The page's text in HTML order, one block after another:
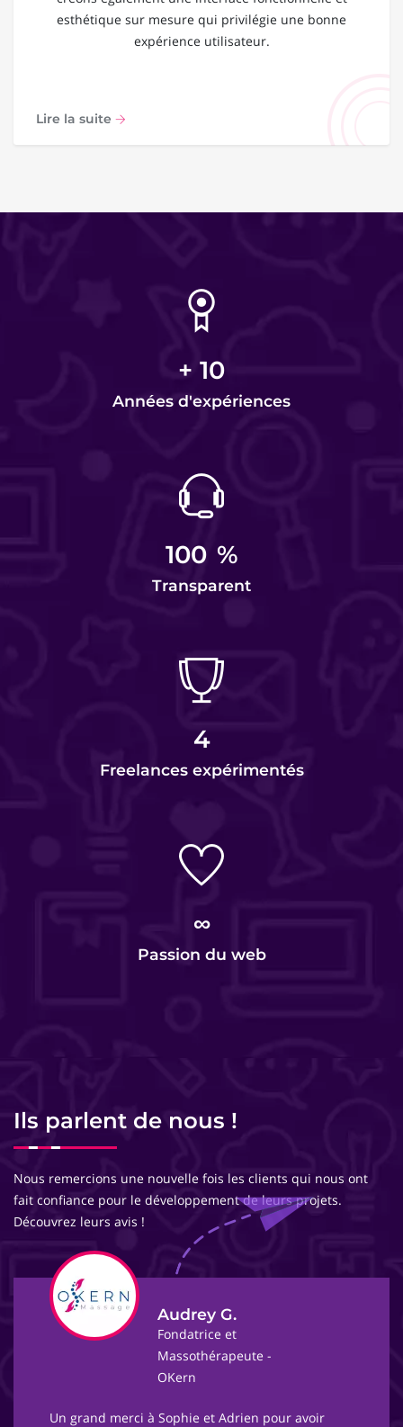
esthétique sur mesure qui privilégie une bonne
expérience utilisateur.
Lire la suite
+ 10
Années d'expériences
100 %
Transparent
4
Freelances expérimentés
∞
Passion du web
Ils parlent de nous !
Nous remercions une nouvelle fois les clients qui nous ont
fait confiance pour le développement de leurs projets.
Découvrez leurs avis !
Audrey G.
Fondatrice et
Massothérapeute -
OKern
Un grand merci à Sophie et Adrien pour avoir